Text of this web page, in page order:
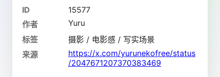
ID
15577
作者
Yuru
标签
摄影 / 电影感 / 写实场景
来源
https://x.com/yurunekofree/status
/2047671207370383469